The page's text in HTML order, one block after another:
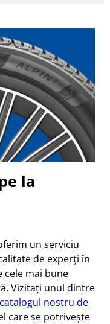
la
un serviciu
de experți în
cele mai bune
Vizitați unul dintre
catalogul nostru de
care se potrivește